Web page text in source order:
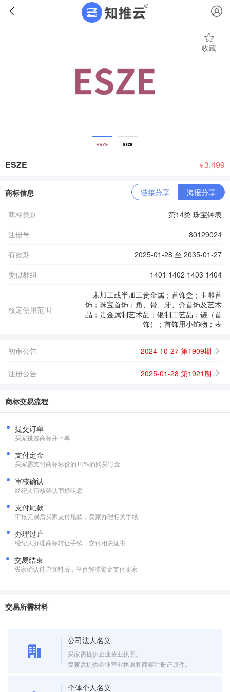
收藏
ESZE ￥3,499
商标信息 链接分享 海报分享
商标类别
第14类 珠宝钟表
注册号
80129024
有效期
2025-01-28 至 2035-01-27
类似群组
1401 1402 1403 1404
核定使用范围
未加工或半加工贵金属；首饰盒；玉雕首
饰；珠宝首饰；角、骨、牙、介首饰及艺术
品；贵金属制艺术品；银制工艺品；链（首
饰）；首饰用小饰物；表
初审公告 2024-10-27 第1909期
注册公告 2025-01-28 第1921期
商标交易流程
提交订单
买家挑选商标并下单
支付定金
买家需支付商标标价的10%的购买订金
审核确认
经纪人审核确认商标状态
支付尾款
审核无误后买家支付尾款，卖家办理相关手续
办理过户
经纪人办理商标转让手续，交付相关证书
交易结束
买家确认过户资料后，平台解冻资金支付卖家
交易所需材料
公司法人名义
买家需提供企业营业执照。
卖家需提供企业营业执照和商标注册证原件。
个体个人名义